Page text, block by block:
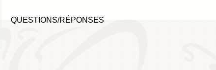
QUESTIONS/RÉPONSES